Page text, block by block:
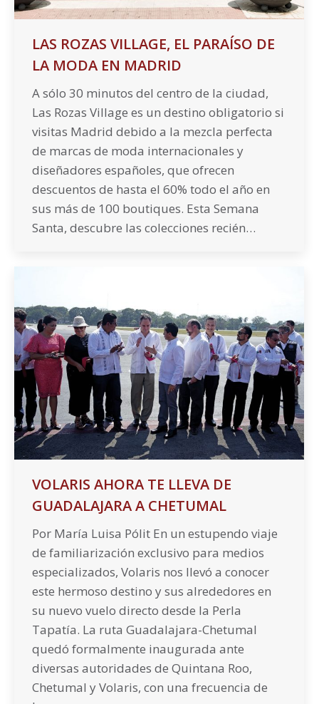
LAS ROZAS VILLAGE, EL PARAÍSO DE
LA MODA EN MADRID
A sólo 30 minutos del centro de la ciudad,
Las Rozas Village es un destino obligatorio si
visitas Madrid debido a la mezcla perfecta
de marcas de moda internacionales y
diseñadores españoles, que ofrecen
descuentos de hasta el 60% todo el año en
sus más de 100 boutiques. Esta Semana
Santa, descubre las colecciones recién…
VOLARIS AHORA TE LLEVA DE
GUADALAJARA A CHETUMAL
Por María Luisa Pólit En un estupendo viaje
de familiarización exclusivo para medios
especializados, Volaris nos llevó a conocer
este hermoso destino y sus alrededores en
su nuevo vuelo directo desde la Perla
Tapatía. La ruta Guadalajara-Chetumal
quedó formalmente inaugurada ante
diversas autoridades de Quintana Roo,
Chetumal y Volaris, con una frecuencia de